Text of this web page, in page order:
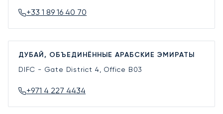
+33 1 89 16 40 70
ДУБАЙ, ОБЪЕДИНЁННЫЕ АРАБСКИЕ ЭМИРАТЫ
DIFC - Gate District 4, Office B03
+971 4 227 4434